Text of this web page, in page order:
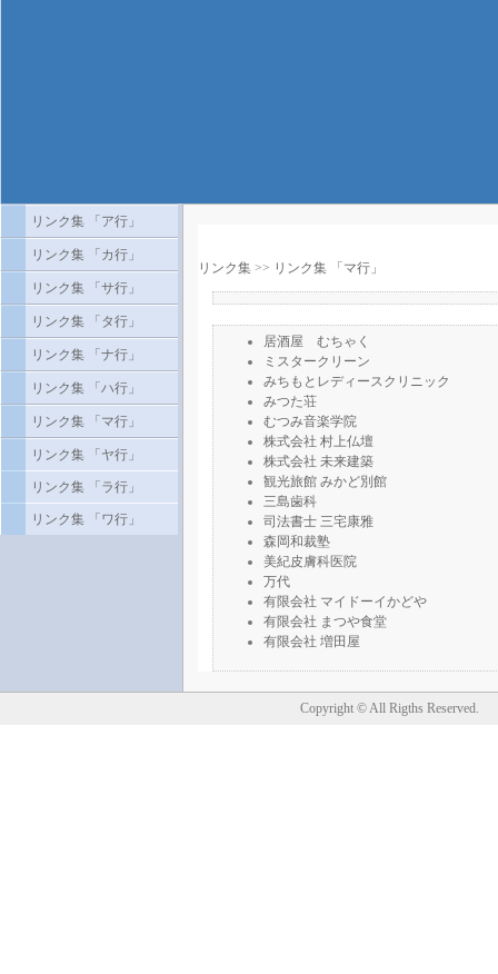
リンク集 「ア行」
リンク集 「カ行」
リンク集 「サ行」
リンク集 「タ行」
リンク集 「ナ行」
リンク集 「ハ行」
リンク集 「マ行」
リンク集 「ヤ行」
リンク集 「ラ行」
リンク集 「ワ行」
リンク集>> リンク集 「マ行」
居酒屋 むちゃく
ミスタークリーン
みちもとレディースクリニック
みつた荘
むつみ音楽学院
株式会社 村上仏壇
株式会社 未来建築
観光旅館 みかど別館
三島歯科
司法書士 三宅康雅
森岡和裁塾
美紀皮膚科医院
万代
有限会社 マイドーイかどや
有限会社 まつや食堂
有限会社 増田屋
Copyright © All Rigths Reserved.